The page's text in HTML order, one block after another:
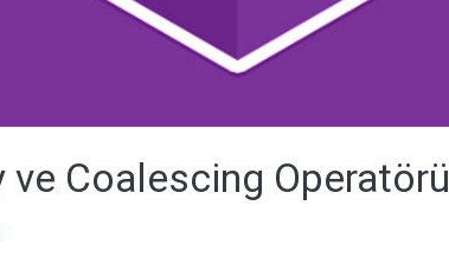
ve Coalescing Operatörü